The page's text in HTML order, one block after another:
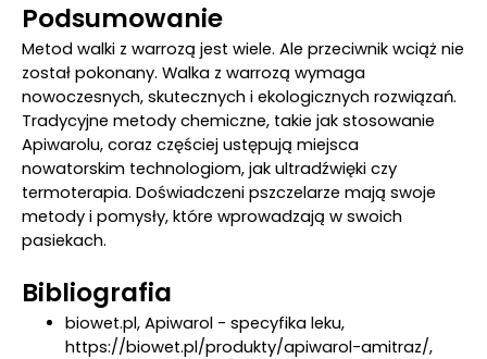
Podsumowanie
Metod walki z warrozą jest wiele. Ale przeciwnik wciąż nie
został pokonany. Walka z warrozą wymaga
nowoczesnych, skutecznych i ekologicznych rozwiązań.
Tradycyjne metody chemiczne, takie jak stosowanie
Apiwarolu, coraz częściej ustępują miejsca
nowatorskim technologiom, jak ultradźwięki czy
termoterapia. Doświadczeni pszczelarze mają swoje
metody i pomysły, które wprowadzają w swoich
pasiekach.
Bibliografia
biowet.pl, Apiwarol - specyfika leku,
https://biowet.pl/produkty/apiwarol-amitraz/,